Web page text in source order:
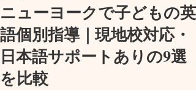
ニューヨークで子どもの英
語個別指導｜現地校対応・
日本語サポートありの9選
を比較